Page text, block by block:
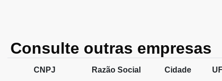
Consulte outras empresas
CNPJ Razão Social Cidade